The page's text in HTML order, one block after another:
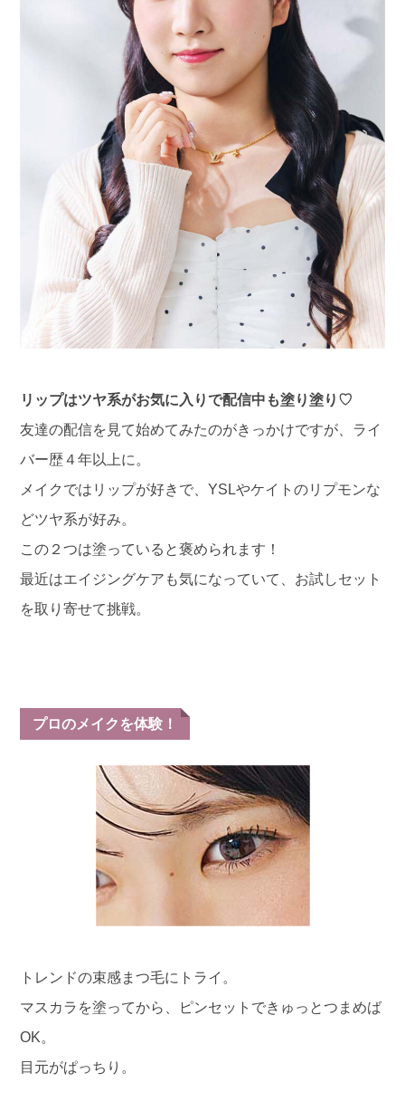
リップはツヤ系がお気に入りで配信中も塗り塗り♡
友達の配信を見て始めてみたのがきっかけですが、ライ
バー歴４年以上に。
メイクではリップが好きで、YSLやケイトのリプモンな
どツヤ系が好み。
この２つは塗っていると褒められます！
最近はエイジングケアも気になっていて、お試しセット
を取り寄せて挑戦。
プロのメイクを体験！
トレンドの束感まつ毛にトライ。
マスカラを塗ってから、ピンセットできゅっとつまめば
OK。
目元がぱっちり。